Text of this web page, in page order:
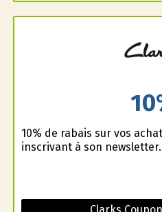
10% de rabais sur vos
inscrivant à son newsletter.